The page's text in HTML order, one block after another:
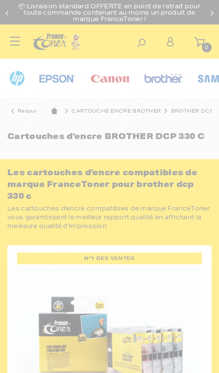
📦 Livraison standard OFFERTE en point de retrait pour
toute commande contenant au moins un produit de
marque FranceToner !
0
Retour CARTOUCHE ENCRE BROTHER BROTHER DCP
Cartouches d'encre BROTHER DCP 330 C
Les cartouches d'encre compatibles de
marque FranceToner pour brother dcp
330 c
Les cartouches d'encre compatibles de marque FranceToner
vous garantissent le meilleur rapport qualité en affichant la
meilleure qualité d'impression
N°1 DES VENTES